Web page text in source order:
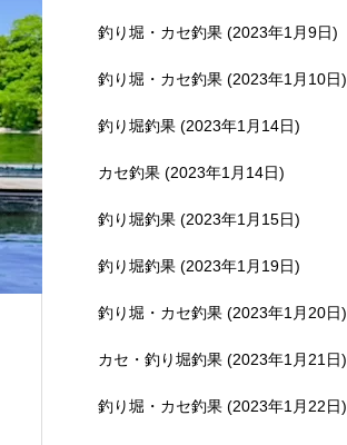
釣り堀・カセ釣果 (2023年1月9日)
釣り堀・カセ釣果 (2023年1月10日)
釣り堀釣果 (2023年1月14日)
カセ釣果 (2023年1月14日)
釣り堀釣果 (2023年1月15日)
釣り堀釣果 (2023年1月19日)
釣り堀・カセ釣果 (2023年1月20日)
カセ・釣り堀釣果 (2023年1月21日)
釣り堀・カセ釣果 (2023年1月22日)